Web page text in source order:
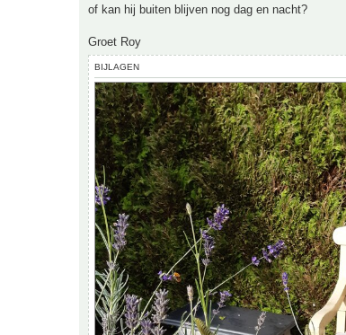
of kan hij buiten blijven nog dag en nacht?
Groet Roy
BIJLAGEN